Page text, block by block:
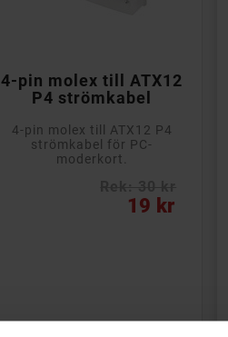
4-pin molex till ATX12
P4 strömkabel
4-pin molex till ATX12 P4
strömkabel för PC-
moderkort.
19 kr